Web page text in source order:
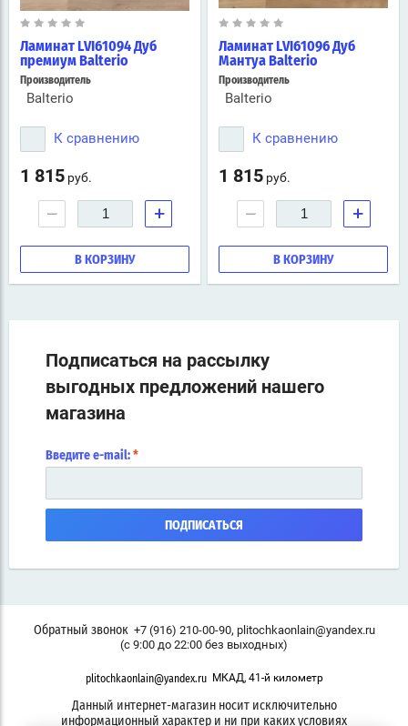
Ламинат LVI61094 Дуб
премиум Balterio
Производитель
Balterio
К сравнению
1 815 руб.
− +
В КОРЗИНУ
Ламинат LVI61096 Дуб
Мантуа Balterio
Производитель
Balterio
К сравнению
1 815 руб.
− +
В КОРЗИНУ
Подписаться на рассылку
выгодных предложений нашего
магазина
Введите e-mail: *
ПОДПИСАТЬСЯ
Обратный звонок +7 (916) 210-00-90, plitochkaonlain@yandex.ru
(с 9:00 до 22:00 без выходных)
plitochkaonlain@yandex.ru МКАД, 41-й километр
Данный интернет-магазин носит исключительно
информационный характер и ни при каких условиях